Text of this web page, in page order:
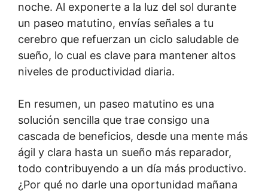
noche. Al exponerte a la luz del sol durante
un paseo matutino, envías señales a tu
cerebro que refuerzan un ciclo saludable de
sueño, lo cual es clave para mantener altos
niveles de productividad diaria.
En resumen, un paseo matutino es una
solución sencilla que trae consigo una
cascada de beneficios, desde una mente más
ágil y clara hasta un sueño más reparador,
todo contribuyendo a un día más productivo.
¿Por qué no darle una oportunidad mañana